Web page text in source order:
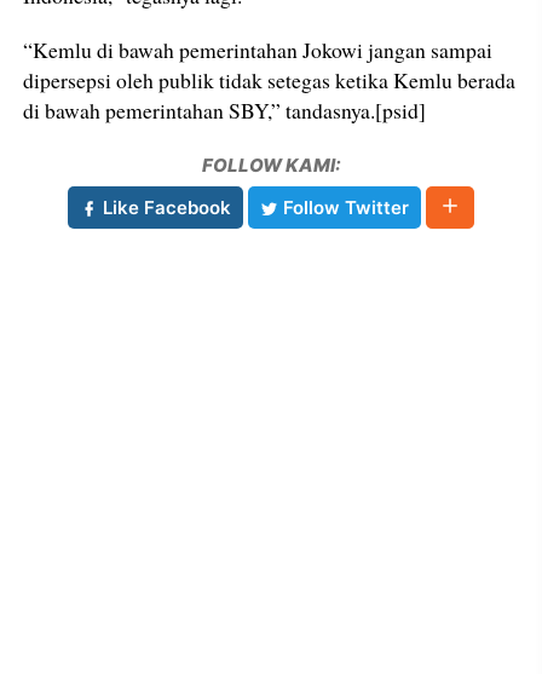
“Kemlu di bawah pemerintahan Jokowi jangan sampai
dipersepsi oleh publik tidak setegas ketika Kemlu berada
di bawah pemerintahan SBY,” tandasnya.[psid]
FOLLOW KAMI:
Like Facebook
Follow Twitter